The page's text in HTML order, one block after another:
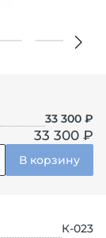
33 300 ₽
33 300 ₽
В корзину
К-023